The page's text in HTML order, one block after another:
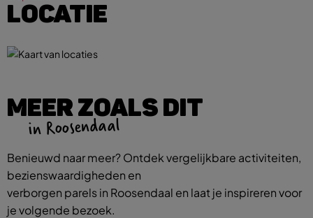
LOCATIE
MEER ZOALS DIT
in Roosendaal
Benieuwd naar meer? Ontdek vergelijkbare activiteiten,
bezienswaardigheden en
verborgen parels in Roosendaal en laat je inspireren voor
je volgende bezoek.